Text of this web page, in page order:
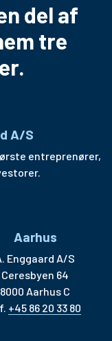
del af
tre
A/S
entreprenører,
Aarhus
Enggaard A/S
Ceresbyen 64
8000 Aarhus C
+45 86 20 33 80